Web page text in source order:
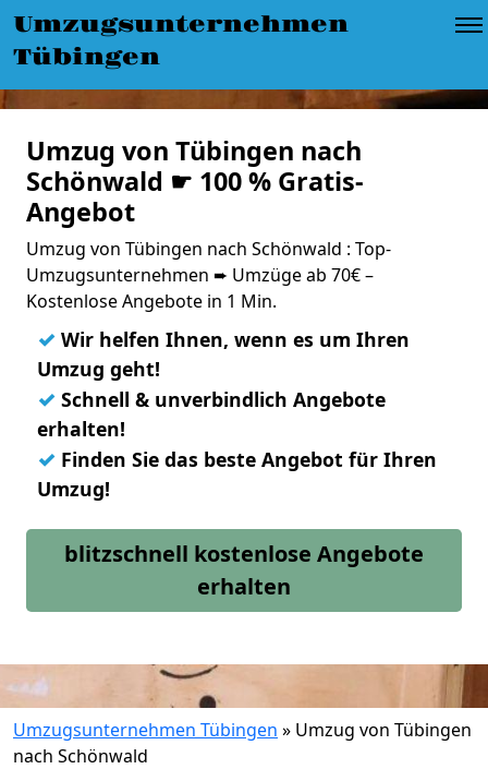
Umzugsunternehmen
Tübingen
Umzug von Tübingen nach
Schönwald ☛ 100 % Gratis-
Angebot
Umzug von Tübingen nach Schönwald : Top-
Umzugsunternehmen ➨ Umzüge ab 70€ –
Kostenlose Angebote in 1 Min.
✓ Wir helfen Ihnen, wenn es um Ihren
Umzug geht!
✓ Schnell & unverbindlich Angebote
erhalten!
✓ Finden Sie das beste Angebot für Ihren
Umzug!
blitzschnell kostenlose Angebote
erhalten
Umzugsunternehmen Tübingen » Umzug von Tübingen
nach Schönwald